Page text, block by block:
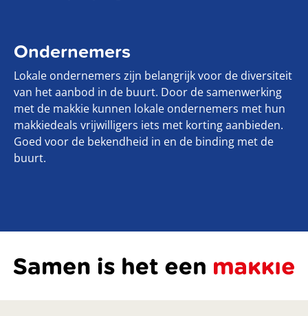
Ondernemers
Lokale ondernemers zijn belangrijk voor de diversiteit
van het aanbod in de buurt. Door de samenwerking
met de makkie kunnen lokale ondernemers met hun
makkiedeals vrijwilligers iets met korting aanbieden.
Goed voor de bekendheid in en de binding met de
buurt.